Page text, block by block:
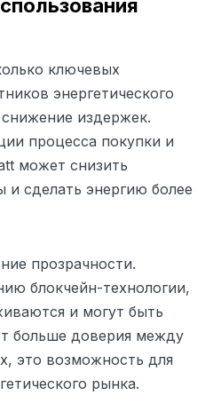
ключевых
энергетического
издержек.
процесса покупки и
может снизить
сделать энергию более
прозрачности.
блокчейн-технологии,
и могут быть
больше доверия между
это возможность для
рынка.